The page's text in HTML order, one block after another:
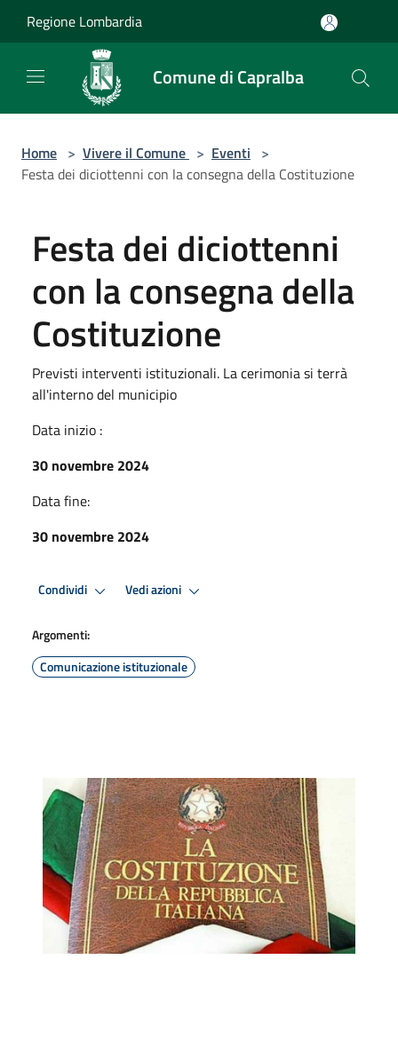
Regione Lombardia
Comune di Capralba
Home > Vivere il Comune > Eventi >
Festa dei diciottenni con la consegna della Costituzione
Festa dei diciottenni
con la consegna della
Costituzione
Previsti interventi istituzionali. La cerimonia si terrà
all'interno del municipio
Data inizio :
30 novembre 2024
Data fine:
30 novembre 2024
Condividi Vedi azioni
Argomenti:
Comunicazione istituzionale